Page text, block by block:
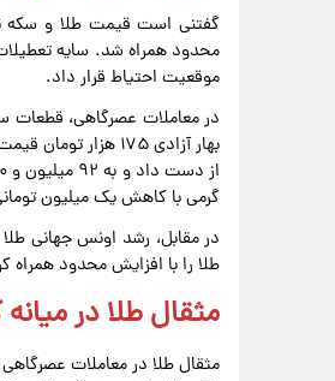
گفتنی است قیمت طلا و سکه
محدود همراه شد. سایه
موقعیت احتیاط قرار داد.
گرمی با کاهش یک میلیون تومانی به کانال ۲۷
طلا را با افزایش محدود همراه
مثقال طلا در میانه کانال ۷۶ میلیون